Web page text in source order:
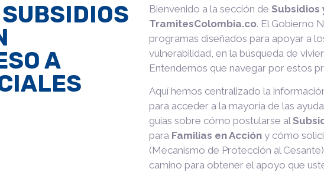
A
Bienvenido a la sección de Subsidios
TramitesColombia.co. El Gobierno
programas diseñados para apoyar a
vulnerabilidad, en la búsqueda de
Entendemos que navegar por estos
Aquí hemos centralizado la
para acceder a la mayoría de las
guías sobre cómo postularse al
para Familias en Acción y cómo
(Mecanismo de Protección al
camino para obtener el apoyo que